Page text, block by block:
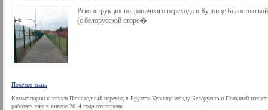
Реконструкция пограничного перехода в Кузнице Белостокской
(с белорусской сторо�
Полезно знать
Комментарии к записи Пешеходный переход в Брузгах-Кузнице между Беларусью и Польшей начнет
работать уже в январе 2014 года отключены